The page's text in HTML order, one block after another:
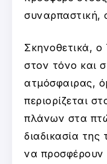
συναρπαστική,
Σκηνοθετικά, ο
στον τόνο και
ατμόσφαιρας,
περιορίζεται
πλάνων στα
διαδικασία της
να προσφέρουν